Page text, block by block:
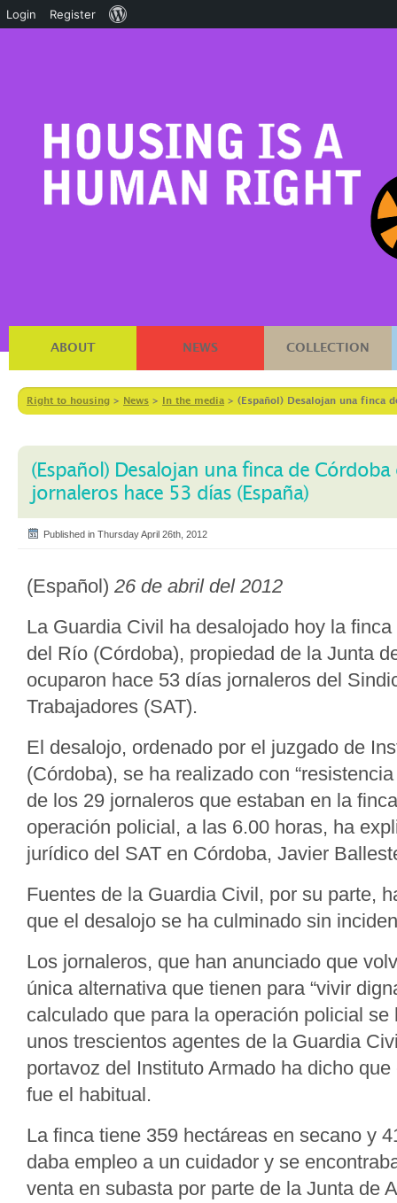
ABOUT NEWS COLLECTION
Right to housing > News > In the media > (Español) Desalojan una finca
(Español) Desalojan una finca de
jornaleros hace 53 días (España)
Published in Thursday April 26th, 2012
(Español) 26 de abril del 2012
La Guardia Civil ha desalojado hoy la
del Río (Córdoba), propiedad de la Junta
ocuparon hace 53 días jornaleros del
Trabajadores (SAT).
El desalojo, ordenado por el juzgado de
(Córdoba), se ha realizado con
de los 29 jornaleros que estaban en la
operación policial, a las 6.00 horas, ha
jurídico del SAT en Córdoba, Javier
Fuentes de la Guardia Civil, por su parte,
que el desalojo se ha culminado sin
Los jornaleros, que han anunciado que
única alternativa que tienen para “vivir
calculado que para la operación policial se
unos trescientos agentes de la Guardia
portavoz del Instituto Armado ha dicho
fue el habitual.
La finca tiene 359 hectáreas en secano y
daba empleo a un cuidador y se
venta en subasta por parte de la Junta de
Login Register